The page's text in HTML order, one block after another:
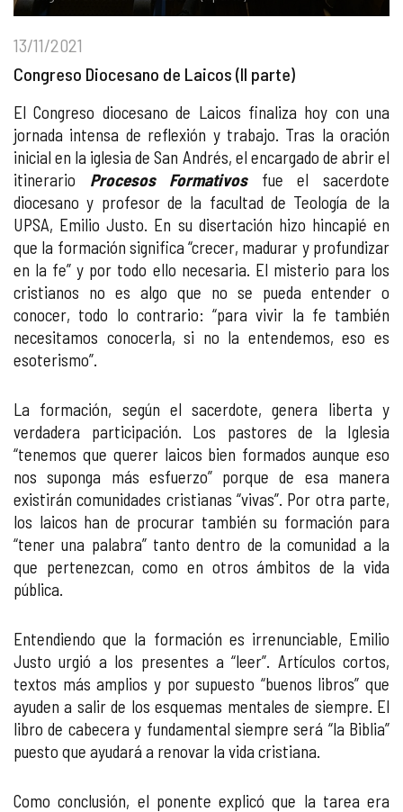
13/11/2021
Congreso Diocesano de Laicos (II parte)
El Congreso diocesano de Laicos finaliza hoy con una
jornada intensa de reflexión y trabajo. Tras la oración
inicial en la iglesia de San Andrés, el encargado de abrir el
itinerario Procesos Formativosfue el sacerdote
diocesano y profesor de la facultad de Teología de la
UPSA, Emilio Justo. En su disertación hizo hincapié en
que la formación significa “crecer, madurar y profundizar
en la fe” y por todo ello necesaria. El misterio para los
cristianos no es algo que no se pueda entender o
conocer, todo lo contrario: “para vivir la fe también
necesitamos conocerla, si no la entendemos, eso es
esoterismo”.
La formación, según el sacerdote, genera liberta y
verdadera participación. Los pastores de la Iglesia
“tenemos que querer laicos bien formados aunque eso
nos suponga más esfuerzo” porque de esa manera
existirán comunidades cristianas “vivas”. Por otra parte,
los laicos han de procurar también su formación para
“tener una palabra” tanto dentro de la comunidad a la
que pertenezcan, como en otros ámbitos de la vida
pública.
Entendiendo que la formación es irrenunciable, Emilio
Justo urgió a los presentes a “leer”. Artículos cortos,
textos más amplios y por supuesto “buenos libros” que
ayuden a salir de los esquemas mentales de siempre. El
libro de cabecera y fundamental siempre será “la Biblia”
puesto que ayudará a renovar la vida cristiana.
Como conclusión, el ponente explicó que la tarea era